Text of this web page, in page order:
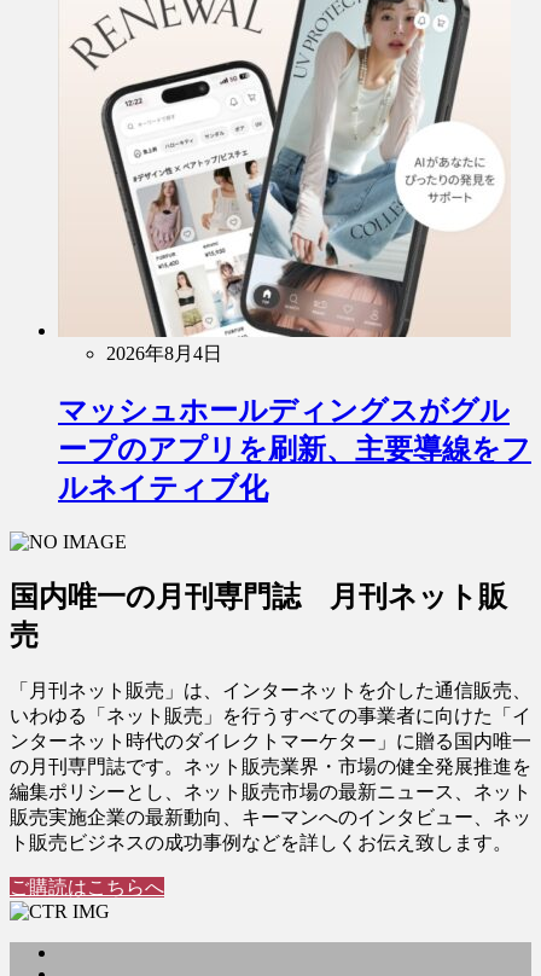
2026年8月4日
マッシュホールディングスがグル
ープのアプリを刷新、主要導線をフ
ルネイティブ化
国内唯一の月刊専門誌 月刊ネット販
売
「月刊ネット販売」は、インターネットを介した通信販売、
いわゆる「ネット販売」を行うすべての事業者に向けた「イ
ンターネット時代のダイレクトマーケター」に贈る国内唯一
の月刊専門誌です。ネット販売業界・市場の健全発展推進を
編集ポリシーとし、ネット販売市場の最新ニュース、ネット
販売実施企業の最新動向、キーマンへのインタビュー、ネッ
ト販売ビジネスの成功事例などを詳しくお伝え致します。
ご購読はこちらへ